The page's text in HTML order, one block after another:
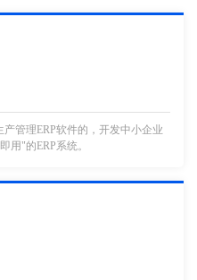
管理ERP软件的，开发中小企业
用"的ERP系统。